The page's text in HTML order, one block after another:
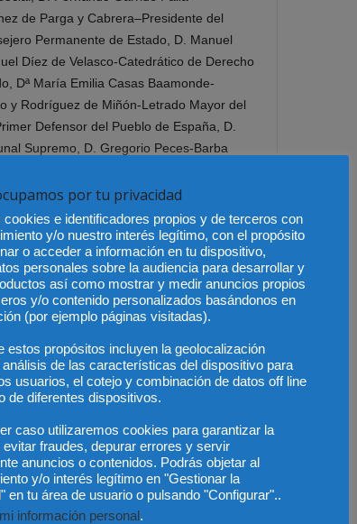
de Parga y Cabrera–Presidente del
Permanente de Estado, D. Manuel
Díez de Velasco-Catedrático de Derecho
Dª María Emilia Casas Baamonde-
y Rodríguez de Miñón-Letrado Mayor del
Defensor del Pueblo de España, D.
Supremo, D. Gregorio Peces-Barba
Rubio Llorente–Presidente del Consejo
Electivo de Estado y ex ministro de
Permanente y Presidente de la Sección
Catedrático Emérito de Derecho
Barret-Magistrado de la Sala 3ª del
General del Estado, D. Antonio
Civil y Académico de número de la
Roca Trías- Vicepresidenta del
Antonio Garrigues Walker- Presidente de
Tomás de la Quadra-Salcedo Fernández
Carlos III, Dª. Araceli Mangas
Internacionales, Dª. María Luisa
D. Pascual Sala Sánchez-
Junyent – Presidente de Honor de
de Derecho Constitucional de la
por tu privacidad
cookies e identificadores propios y de terceros con
y/o nuestro interés legítimo, con el propósito
o acceder a información en tu dispositivo,
personales sobre la audiencia para desarrollar y
así como mostrar y medir anuncios propios
y/o contenido personalizados basándonos en
(por ejemplo páginas visitadas).
estos propósitos incluyen la geolocalización
análisis de las características del dispositivo para
usuarios, el cotejo y combinación de datos off line
de diferentes dispositivos.
caso utilizaremos cookies para garantizar la
evitar fraudes, depurar errores y servir
anuncios o contenidos. Podrás objetar al
y/o interés legítimo en "Gestionar la
en tu área de usuario o pulsando "Configurar"..
información personal .